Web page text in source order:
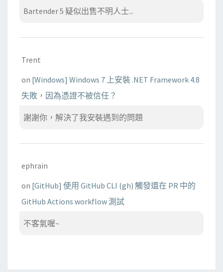
Bartender 5 疑似出售不明人士...
Trent
on [Windows] Windows 7 上安裝 .NET Framework 4.8
失敗，因為憑證不被信任？
謝謝你，解決了我安裝遇到的問題
ephrain
on [GitHub] 使用 GitHub CLI (gh) 觸發還在 PR 中的
GitHub Actions workflow 測試
不客氣喔~